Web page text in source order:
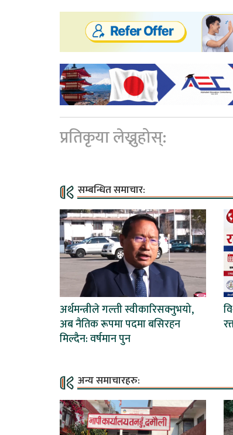
प्रतिकृया लेख्नुहोस्:
सम्बन्धित समाचार:
अर्थमन्त्रीले गल्ती स्वीकारिसक्नुभयो,
अब नैतिक रूपमा पदमा बसिरहन
मिल्दैन: वर्षमान पुन
अन्य समाचारहरु: